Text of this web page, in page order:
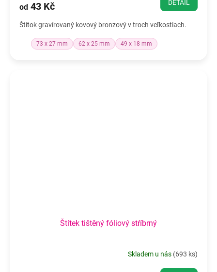
od 43 Kč DETAIL
Štítok gravírovaný kovový bronzový v troch veľkostiach.
73 x 27 mm 62 x 25 mm 49 x 18 mm
Štítek tištěný fóliový stŕíbrný
Skladem u nás (693 ks)